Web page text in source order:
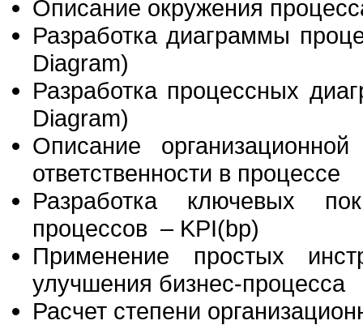
Описание окружения
Разработка диаграммы
Diagram)
Разработка процессных
Diagram)
Описание
ответственности в процессе
Разработка ключевых
процессов – KPI(bp)
Применение простых
улучшения бизнес-процесса
Расчет степени